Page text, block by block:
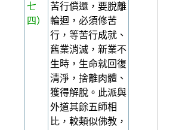
七
四）
苦行償還，要脫離
輪迴，必須修苦
行，等苦行成就、
舊業消滅，新業不
生時，生命就回復
清淨，捨離肉體、
獲得解脫。此派與
外道其餘五師相
比，較類似佛教，